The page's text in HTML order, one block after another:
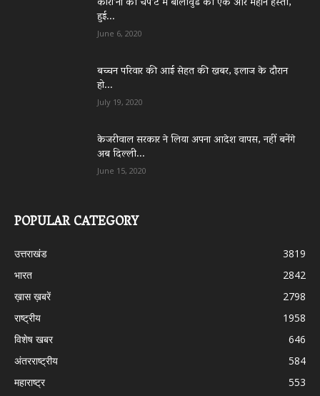
हुई...
June 6, 2020
बच्चन परिवार की आई सेहत की खबर, इलाज के दौरान
हो...
July 19, 2020
केजरीवाल सरकार ने लिया अपना आदेश वापस, नहीं बनेंगे
अब दिल्ली...
June 15, 2020
POPULAR CATEGORY
उत्तराखंड
3819
भारत
2842
ख़ास ख़बरें
2798
राष्ट्रीय
1958
विशेष खबर
646
अंतरराष्ट्रीय
584
महाराष्ट्र
553